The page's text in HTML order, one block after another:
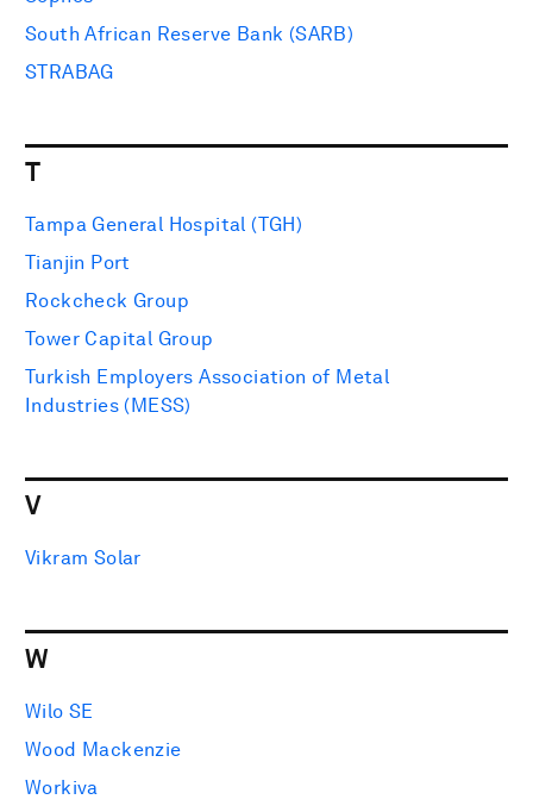
South African Reserve Bank (SARB)
STRABAG
T
Tampa General Hospital (TGH)
Tianjin Port
Rockcheck Group
Tower Capital Group
Turkish Employers Association of Metal
Industries (MESS)
V
Vikram Solar
W
Wilo SE
Wood Mackenzie
Workiva